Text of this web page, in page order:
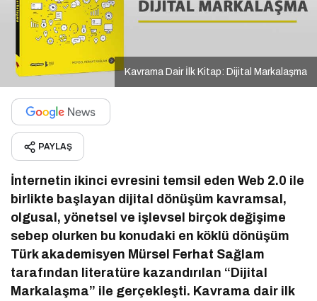
Kavrama Dair İlk Kitap: Dijital Markalaşma
PAYLAŞ
İnternetin ikinci evresini temsil eden Web 2.0 ile
birlikte başlayan dijital dönüşüm kavramsal,
olgusal, yönetsel ve işlevsel birçok değişime
sebep olurken bu konudaki en köklü dönüşüm
Türk akademisyen Mürsel Ferhat Sağlam
tarafından literatüre kazandırılan “Dijital
Markalaşma” ile gerçekleşti. Kavrama dair ilk